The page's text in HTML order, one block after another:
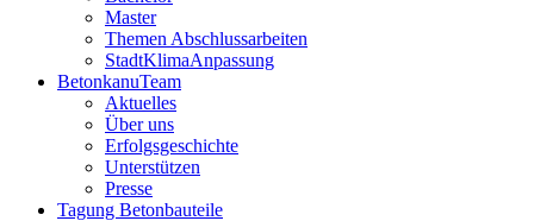
Master
Themen Abschlussarbeiten
StadtKlimaAnpassung
BetonkanuTeam
Aktuelles
Über uns
Erfolgsgeschichte
Unterstützen
Presse
Tagung Betonbauteile